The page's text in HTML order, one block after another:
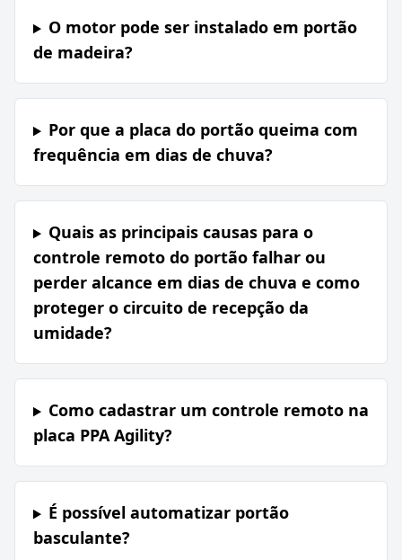
O motor pode ser instalado em portão
de madeira?
Por que a placa do portão queima com
frequência em dias de chuva?
Quais as principais causas para o
controle remoto do portão falhar ou
perder alcance em dias de chuva e como
proteger o circuito de recepção da
umidade?
Como cadastrar um controle remoto na
placa PPA Agility?
É possível automatizar portão
basculante?